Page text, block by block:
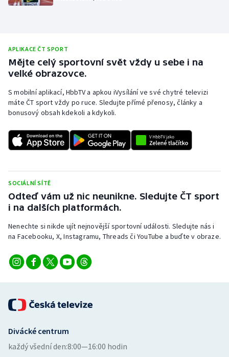
Ragby
Rychlobruslení
Rychlostní kanoistika
Sportovní střelba
Stolní tenis
Triatlon
Volejbal
APLIKACE ČT SPORT
Mějte celý sportovní svět vždy u sebe i na
velké obrazovce.
S mobilní aplikací, HbbTV a apkou iVysílání ve své chytré televizi
máte ČT sport vždy po ruce. Sledujte přímé přenosy, články a
bonusový obsah kdekoli a kdykoli.
SOCIÁLNÍ SÍTĚ
Odteď vám už nic neunikne. Sledujte ČT sport
i na dalších platformách.
Nenechte si nikde ujít nejnovější sportovní události. Sledujte nás i
na Facebooku, X, Instagramu, Threads či YouTube a buďte v obraze.
Divácké centrum
každý všední den:8:00—16:00 hodin